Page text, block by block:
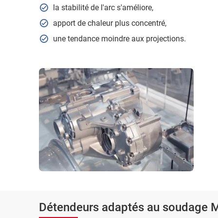
la stabilité de l'arc s'améliore,
apport de chaleur plus concentré,
une tendance moindre aux projections.
Détendeurs adaptés au soudage